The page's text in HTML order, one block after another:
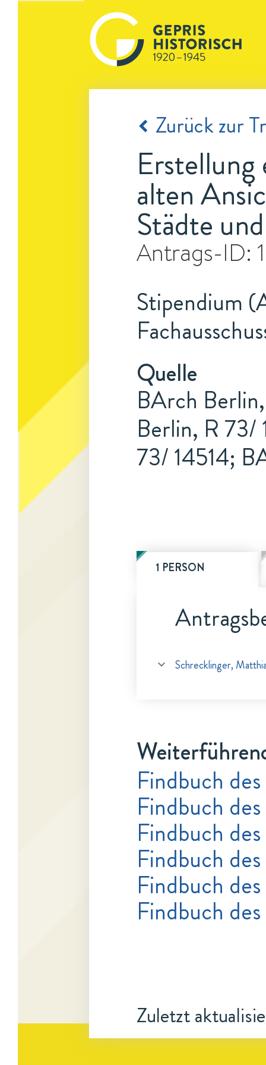
Zurück zur
Erstellung
alten
Städte
Antrags-ID:
Stipendium
Quelle
BArch
Berlin, R 73/
73/ 14514;
1 PERSON
Schrecklinger,
Findbuch
Findbuch
Findbuch
Findbuch
Findbuch
Findbuch
Zuletzt